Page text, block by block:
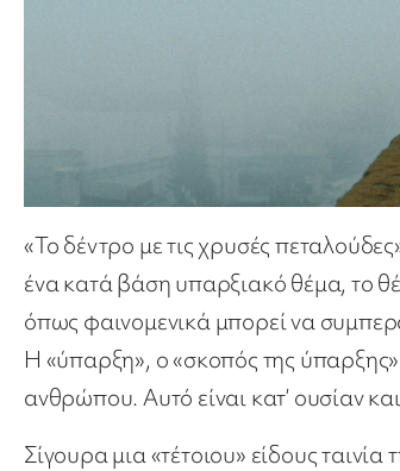
«Το δέντρο με τις χρυσές
ένα κατά βάση υπαρξιακό θέμα, το
όπως φαινομενικά μπορεί να
Η «ύπαρξη», ο «σκοπός της ύπαρξης»
ανθρώπου. Αυτό είναι κατ’ ουσίαν
Σίγουρα μια «τέτοιου» είδους